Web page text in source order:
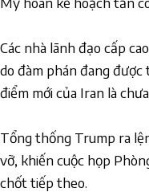
Các nhà lãnh đạo cấp
do đàm phán đang
điểm mới của Iran là
Tổng thống Trump ra
vỡ, khiến cuộc họp
chốt tiếp theo.